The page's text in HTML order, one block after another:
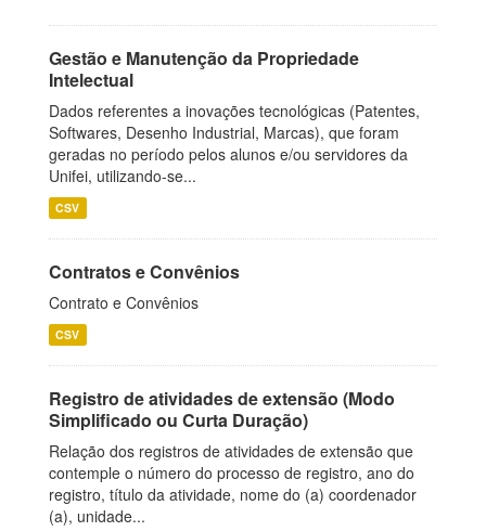
Gestão e Manutenção da Propriedade
Intelectual
Dados referentes a inovações tecnológicas (Patentes,
Softwares, Desenho Industrial, Marcas), que foram
geradas no período pelos alunos e/ou servidores da
Unifei, utilizando-se...
CSV
Contratos e Convênios
Contrato e Convênios
CSV
Registro de atividades de extensão (Modo
Simplificado ou Curta Duração)
Relação dos registros de atividades de extensão que
contemple o número do processo de registro, ano do
registro, título da atividade, nome do (a) coordenador
(a), unidade...